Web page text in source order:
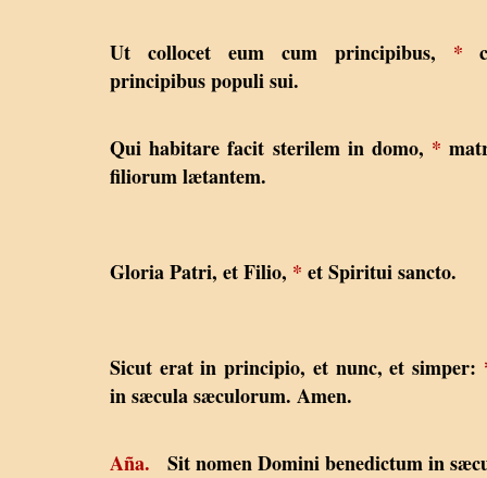
Ut collocet eum cum principibus, *
principibus populi sui.
Qui habitare facit sterilem in domo, *
filiorum lætantem.
Gloria Patri, et Filio, * et Spiritui sancto.
Sicut erat in principio, et nunc, et simper:
in sæcula sæculorum. Amen.
Aña. Sit nomen Domini benedictum in